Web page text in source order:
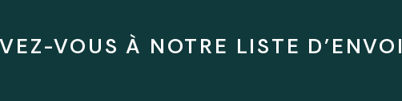
VOUS À NOTRE LISTE D'ENVOI